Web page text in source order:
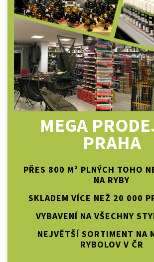
MEGA
PRAHA
PŘES 800 M² PLNÝCH TOHO
NA RYBY
SKLADEM VÍCE NEŽ 20 000
VYBAVENÍ NA VŠECHNY
NEJVĚTŠÍ SORTIMENT NA
RYBOLOV V ČR